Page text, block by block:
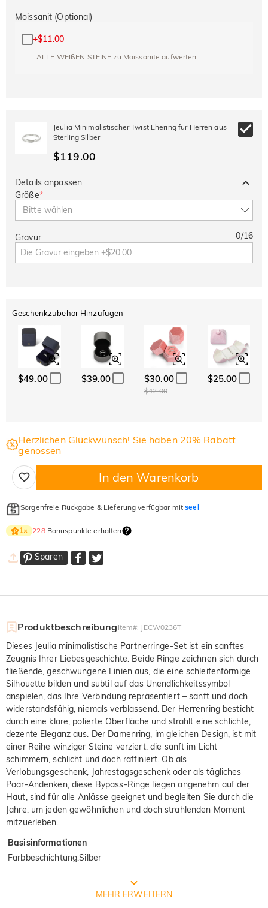
Moissanit (Optional)
+$11.00
ALLE WEIßEN STEINE zu Moissanite aufwerten
Jeulia Minimalistischer Twist Ehering für Herren aus
Sterling Silber
$119.00
Details anpassen
Größe*
Bitte wählen
Gravur 0/16
Geschenkzubehör Hinzufügen
$49.00 $39.00 $30.00
$42.00
$25.00
Herzlichen Glückwunsch! Sie haben 20% Rabatt
genossen
In den Warenkorb
Sorgenfreie Rückgabe & Lieferung verfügbar mitseel
1× 228Bonuspunkte erhalten
Sparen
Produktbeschreibung Item#: JECW0236T
Dieses Jeulia minimalistische Partnerringe-Set ist ein sanftes
Zeugnis Ihrer Liebesgeschichte. Beide Ringe zeichnen sich durch
fließende, geschwungene Linien aus, die eine schleifenförmige
Silhouette bilden und subtil auf das Unendlichkeitssymbol
anspielen, das Ihre Verbindung repräsentiert – sanft und doch
widerstandsfähig, niemals verblassend. Der Herrenring besticht
durch eine klare, polierte Oberfläche und strahlt eine schlichte,
dezente Eleganz aus. Der Damenring, im gleichen Design, ist mit
einer Reihe winziger Steine verziert, die sanft im Licht
schimmern, schlicht und doch raffiniert. Ob als
Verlobungsgeschenk, Jahrestagsgeschenk oder als tägliches
Paar-Andenken, diese Bypass-Ringe liegen angenehm auf der
Haut, sind für alle Anlässe geeignet und begleiten Sie durch die
Jahre, um jeden gewöhnlichen und doch strahlenden Moment
mitzuerleben.
Basisinformationen
Farbbeschichtung:Silber
Prozess der Schmuckherstellung
MEHR ERWEITERN